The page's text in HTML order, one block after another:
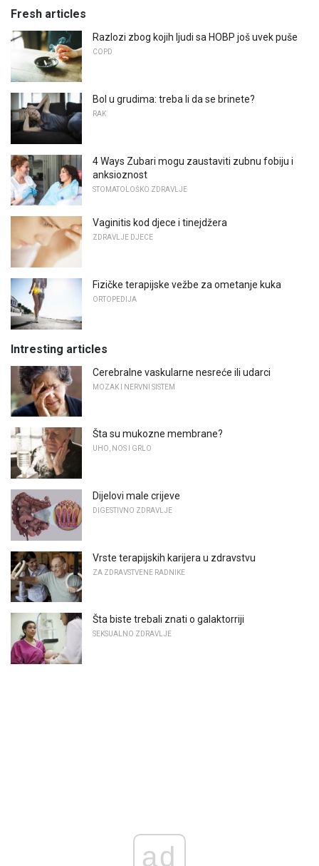
Fresh articles
Razlozi zbog kojih ljudi sa HOBP još uvek puše
COPD
Bol u grudima: treba li da se brinete?
RAK
4 Ways Zubari mogu zaustaviti zubnu fobiju i
anksioznost
STOMATOLOŠKO ZDRAVLJE
Vaginitis kod djece i tinejdžera
ZDRAVLJE DJECE
Fizičke terapijske vežbe za ometanje kuka
ORTOPEDIJA
Intresting articles
Cerebralne vaskularne nesreće ili udarci
MOZAK I NERVNI SISTEM
Šta su mukozne membrane?
UHO, NOS I GRLO
Dijelovi male crijeve
DIGESTIVNO ZDRAVLJE
Vrste terapijskih karijera u zdravstvu
ZA ZDRAVSTVENE RADNIKE
Šta biste trebali znati o galaktorriji
SEKSUALNO ZDRAVLJE
ad